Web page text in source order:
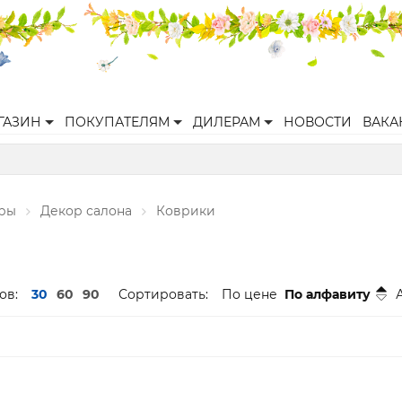
ПОКУПАТЕЛЯМ ДИЛЕРАМ НОВОСТИ
Декор салона Коврики
30 60 90 Сортировать: По цене По алфавиту